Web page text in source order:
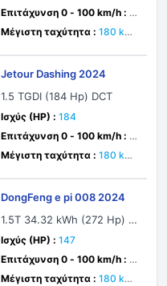
Επιτάχυνση 0 - 100 km/h : 1
0.9 δευτ.
Μέγιστη ταχύτητα : 180 km/
Jetour Dashing 2024
1.5 TGDI (184 Hp) DCT
Ισχύς (HP) : 184
Επιτάχυνση 0 - 100 km/h : δε
υτ.
Μέγιστη ταχύτητα : 180 km/
DongFeng e pi 008 2024
1.5T 34.32 kWh (272 Hp) E
REV
Ισχύς (HP) : 147
Επιτάχυνση 0 - 100 km/h : δε
υτ.
Μέγιστη ταχύτητα : 180 km/